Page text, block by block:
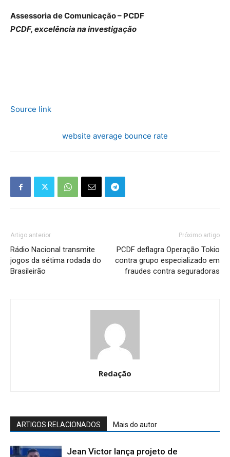
Assessoria de Comunicação – PCDF
PCDF, excelência na investigação
Source link
website average bounce rate
Artigo anterior
Rádio Nacional transmite
jogos da sétima rodada do
Brasileirão
Próximo artigo
PCDF deflagra Operação Tokio
contra grupo especializado em
fraudes contra seguradoras
Redação
ARTIGOS RELACIONADOS Mais do autor
Jean Victor lança projeto de